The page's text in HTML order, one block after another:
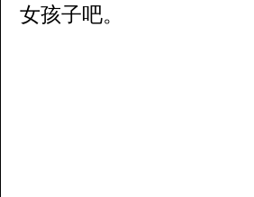
女孩子吧。